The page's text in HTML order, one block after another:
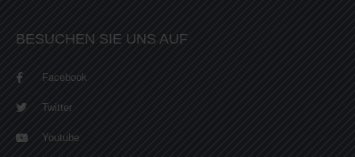
BESUCHEN SIE UNS AUF
Facebook
Twitter
Youtube